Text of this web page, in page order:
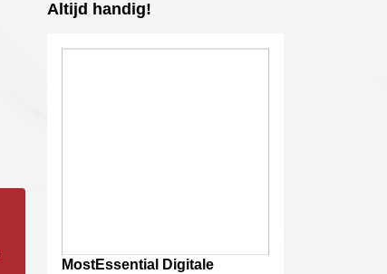
Altijd handig!
MostEssential Digitale